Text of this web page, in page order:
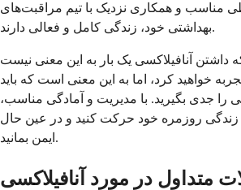
مناسب و همکاری نزدیک با تیم مراقبت‌های
بهداشتی خود، زندگی کامل و فعالی دارند.
داشتن آنافیلاکسی یک بار به این معنی نیست
خواهید کرد، اما به این معنی است که باید
را جدی بگیرید. با مدیریت و آمادگی مناسب،
زندگی روزمره خود حرکت کنید و در عین حال
ایمن بمانید.
متداول در مورد آنافیلاکسی